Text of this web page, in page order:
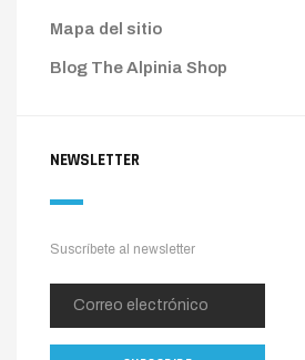
Mapa del sitio
Blog The Alpinia Shop
NEWSLETTER
Suscríbete al newsletter